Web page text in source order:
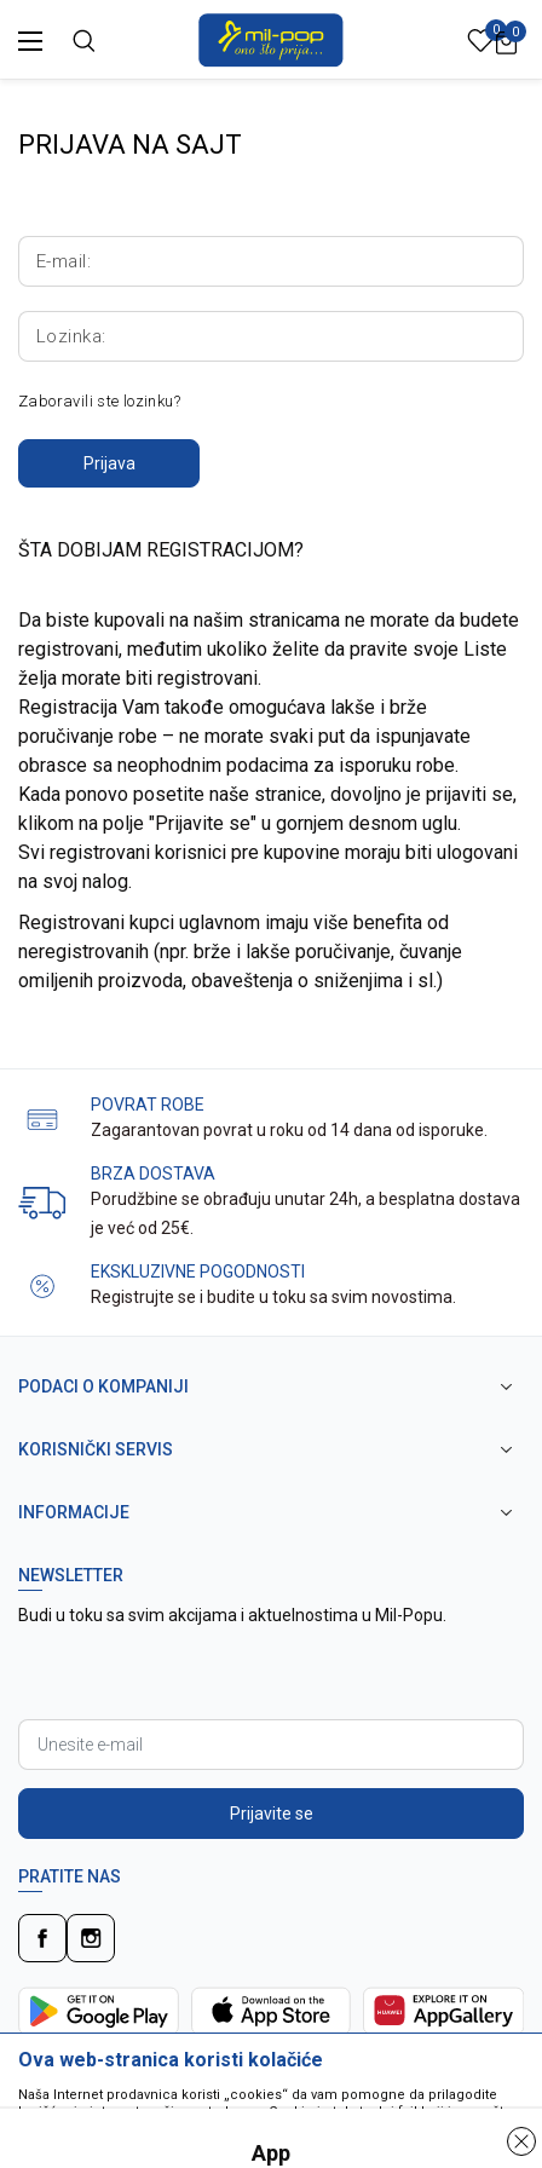
0 0
PRIJAVA NA SAJT
E-mail:
Lozinka:
Zaboravili ste lozinku?
Prijava
ŠTA DOBIJAM REGISTRACIJOM?
Da biste kupovali na našim stranicama ne morate da budete
registrovani, međutim ukoliko želite da pravite svoje Liste
želja morate biti registrovani.
Registracija Vam takođe omogućava lakše i brže
poručivanje robe – ne morate svaki put da ispunjavate
obrasce sa neophodnim podacima za isporuku robe.
Kada ponovo posetite naše stranice, dovoljno je prijaviti se,
klikom na polje "Prijavite se" u gornjem desnom uglu.
Svi registrovani korisnici pre kupovine moraju biti ulogovani
na svoj nalog.
Registrovani kupci uglavnom imaju više benefita od
neregistrovanih (npr. brže i lakše poručivanje, čuvanje
omiljenih proizvoda, obaveštenja o sniženjima i sl.)
POVRAT ROBE
Zagarantovan povrat u roku od 14 dana od isporuke.
BRZA DOSTAVA
Porudžbine se obrađuju unutar 24h, a besplatna dostava
je već od 25€.
EKSKLUZIVNE POGODNOSTI
Registrujte se i budite u toku sa svim novostima.
PODACI O KOMPANIJI
KORISNIČKI SERVIS
INFORMACIJE
NEWSLETTER
Budi u toku sa svim akcijama i aktuelnostima u Mil-Popu.
Prijavite se
PRATITE NAS
Ova web-stranica koristi kolačiće
Naša Internet prodavnica koristi „cookies“ da vam pomogne da prilagodite
korišćenje interneta vašim potrebama. Cookie je tekstualni fajl koji je smešten
da pokrenu program ili da isporuče virus vašem računaru. Cookie-i su
jedinstveno dodeljeni vama, i jedino mogu biti pročitani od strane web servera
App